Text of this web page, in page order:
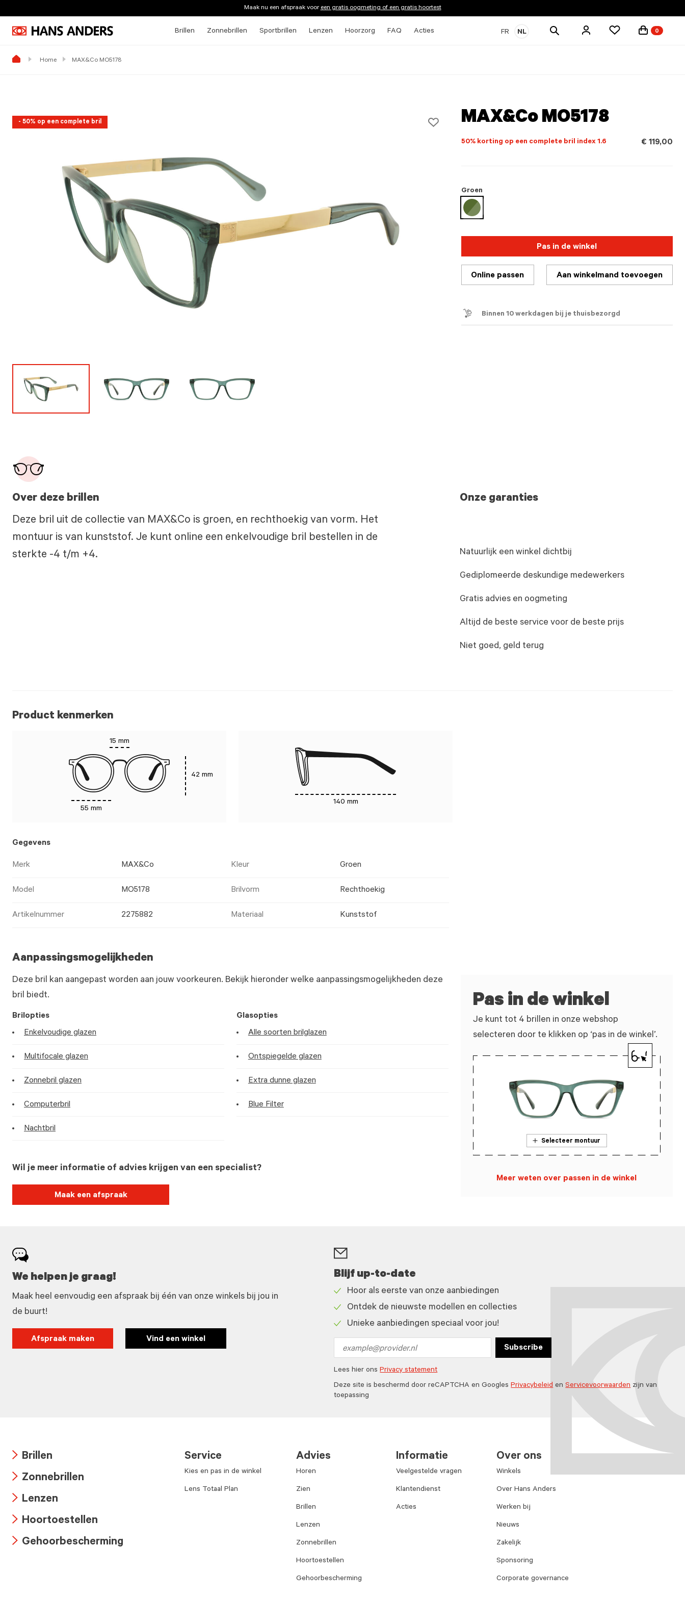
Maak nu een afspraak vooreen gratis oogmeting of een gratis hoortest
Brillen Zonnebrillen Sportbrillen Lenzen Hoorzorg FAQ Acties FR NL
Zoek
0
Home MAX&Co MO5178
- 50% op een complete bril MAX&Co MO5178
50% korting op een complete bril index 1.6 € 119,00
Groen
geselecteerd
Pas in de winkel
Online passen Aan winkelmand toevoegen
Binnen 10 werkdagen bij je thuisbezorgd
Over deze brillen
Deze bril uit de collectie van MAX&Co is groen, en rechthoekig van vorm. Het
montuur is van kunststof. Je kunt online een enkelvoudige bril bestellen in de
sterkte -4 t/m +4.
Onze garanties
Natuurlijk een winkel dichtbij
Gediplomeerde deskundige medewerkers
Gratis advies en oogmeting
Altijd de beste service voor de beste prijs
Niet goed, geld terug
Product kenmerken
15 mm
55 mm
42 mm
140 mm
Gegevens
Merk MAX&Co Kleur Groen
Model MO5178 Brilvorm Rechthoekig
Artikelnummer 2275882 Materiaal Kunststof
Aanpassingsmogelijkheden
Deze bril kan aangepast worden aan jouw voorkeuren. Bekijk hieronder welke aanpassingsmogelijkheden deze
bril biedt.
Brilopties
Enkelvoudige glazen
Multifocale glazen
Zonnebril glazen
Computerbril
Nachtbril
Glasopties
Alle soorten brilglazen
Ontspiegelde glazen
Extra dunne glazen
Blue Filter
Wil je meer informatie of advies krijgen van een specialist?
Maak een afspraak
Pas in de winkel
Je kunt tot 4 brillen in onze webshop
selecteren door te klikken op ‘pas in de winkel’.
Selecteer montuur
Meer weten over passen in de winkel
We helpen je graag!
Maak heel eenvoudig een afspraak bij één van onze winkels bij jou in
de buurt!
Afspraak maken Vind een winkel
Blijf up-to-date
icon
Hoor als eerste van onze aanbiedingen
icon
Ontdek de nieuwste modellen en collecties
Unieke aanbiedingen speciaal voor jou!
address
Subscribe
Lees hier onsPrivacy statement
Deze site is beschermd door reCAPTCHA en GooglesPrivacybeleidenServicevoorwaardenzijn van
toepassing
icon
Brillen
icon
Zonnebrillen
icon
Lenzen
icon
Hoortoestellen
Gehoorbescherming
Service
Kies en pas in de winkel
Lens Totaal Plan
Advies
Horen
Zien
Brillen
Lenzen
Zonnebrillen
Hoortoestellen
Gehoorbescherming
Informatie
Veelgestelde vragen
Klantendienst
Acties
Over ons
Winkels
Over Hans Anders
Werken bij
Nieuws
Zakelijk
Sponsoring
Corporate governance